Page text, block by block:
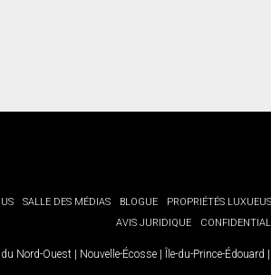
SALLE DES MÉDIAS BLOGUE PROPRIÉTÉS
AVIS JURIDIQUE
Nord-Ouest | Nouvelle-Écosse | Île-du-Prince-Édouard |